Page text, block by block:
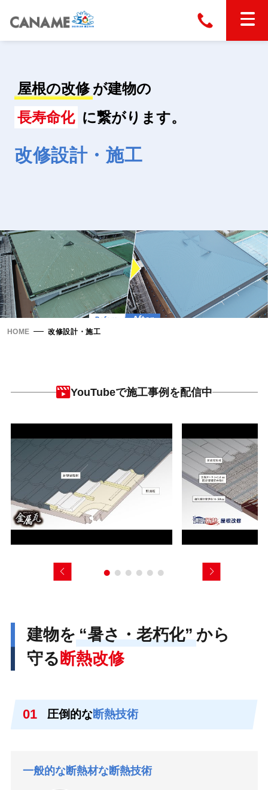
金属屋根製品
縦葺き屋根
FHR-2000
フラットライン
エコウェーブ
タイマルーフ F25
タイマルーフ T型
カナメ一文字葺き
カナメルーフ
洋瓦王(ヨウガオウ)
通気断熱工法
Vi65
Vi65 PLUS
Vi75・Vi125
換気棟システム
換気棟システム
デザイン軒樋
カナメシャープ樋
屋根の改修
技術情報
ダウンロード
屋根の改修 が建物の
長寿命化 に繋がります。
改修設計・施工
HOME 改修設計・施工
YouTubeで施工事例を配信中
建物を “暑さ・老朽化”から
守る 断熱改修
01 圧倒的な断熱技術
一般的な断熱材な断熱技術